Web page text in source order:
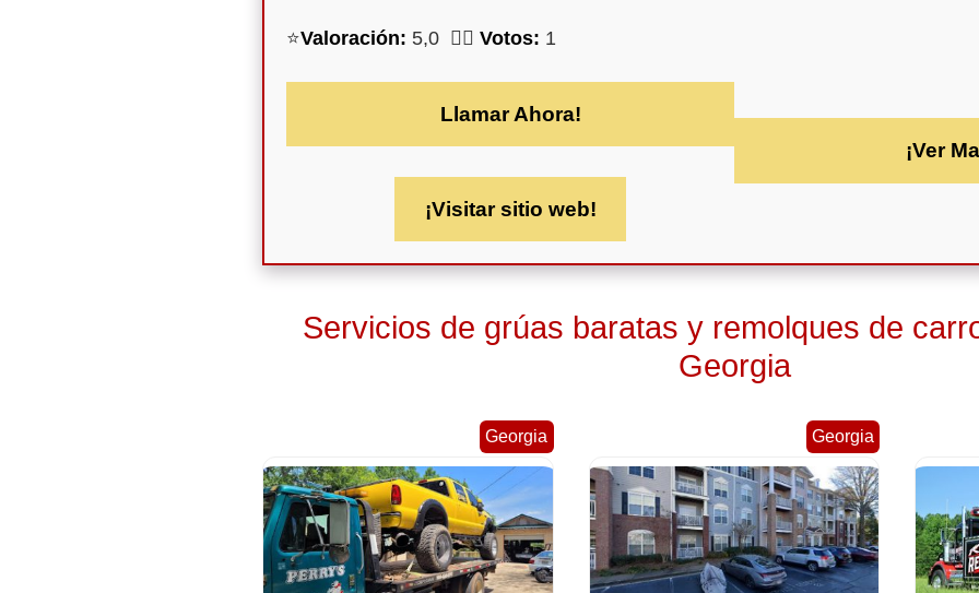
⭐Valoración: 5,0 🕵️‍♀️ Votos: 1
Llamar Ahora!
¡Visitar sitio web!
¡Ver
Servicios de grúas baratas y remolques de
Georgia
Georgia Georgia